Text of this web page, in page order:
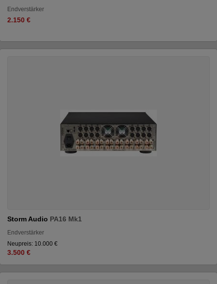
Endverstärker
2.150 €
Storm Audio PA16 Mk1
Endverstärker
Neupreis: 10.000 €
3.500 €